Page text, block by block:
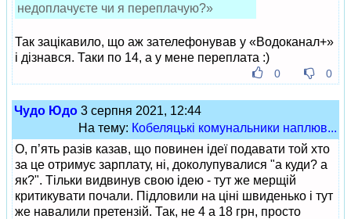
недоплачуєте чи я переплачую?»
Так зацікавило, що аж зателефонував у «Водоканал+»
і дізнався. Таки по 14, а у мене переплата :)
0 0
Чудо Юдо 3 серпня 2021, 12:44
На тему: Кобеляцькі комунальники наплюв...
О, п’ять разів казав, що повинен ідеї подавати той хто
за це отримує зарплату, ні, доколупувалися "а куди? а
як?". Тільки видвинув свою ідею - тут же мерщій
критикувати почали. Підловили на ціні швиденько і тут
же навалили претензій. Так, не 4 а 18 грн, просто